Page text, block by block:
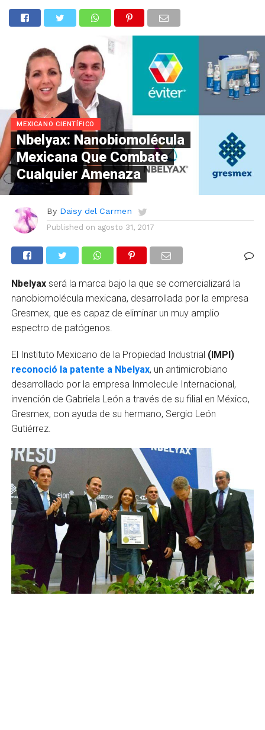
MEXICANO CIENTÍFICO
Nbelyax: Nanobiomolécula
Mexicana Que Combate
Cualquier Amenaza
By Daisy del Carmen
Published on agosto 31, 2017
Nbelyaxserá la marca bajo la que se comercializará la
nanobiomolécula mexicana, desarrollada por la empresa
Gresmex, que es capaz de eliminar un muy amplio
espectro de patógenos.
El Instituto Mexicano de la Propiedad Industrial (IMPI)
reconoció la patente a Nbelyax, un antimicrobiano
desarrollado por la empresa Inmolecule Internacional,
invención de Gabriela León a través de su filial en México,
Gresmex, con ayuda de su hermano, Sergio León
Gutiérrez.